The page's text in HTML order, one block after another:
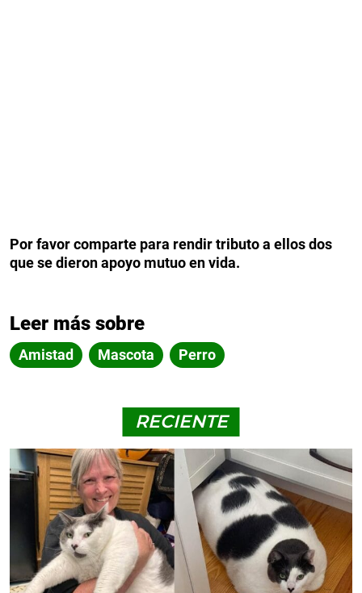
Por favor comparte para rendir tributo a ellos dos
que se dieron apoyo mutuo en vida.
Leer más sobre
Amistad Mascota Perro
RECIENTE